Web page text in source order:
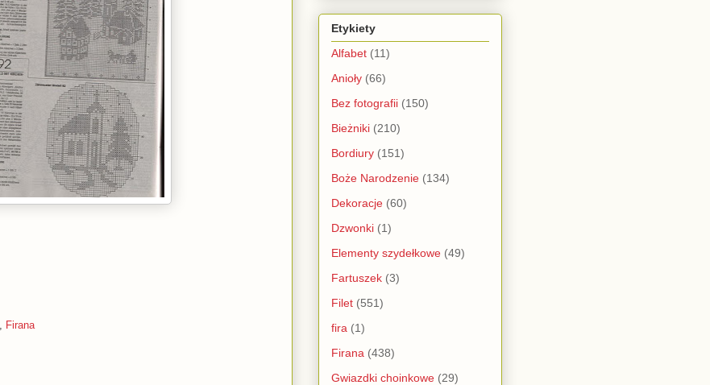
Firana
Etykiety
Alfabet (11)
Anioły (66)
Bez fotografii (150)
Bieżniki (210)
Bordiury (151)
Boże Narodzenie (134)
Dekoracje (60)
Dzwonki (1)
Elementy szydełkowe (49)
Fartuszek (3)
Filet (551)
fira (1)
Firana (438)
Gwiazdki choinkowe (29)